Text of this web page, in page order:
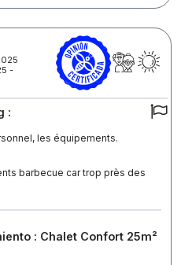
-
:
les équipements.
barbecue car trop près des
: Chalet Confort 25m²